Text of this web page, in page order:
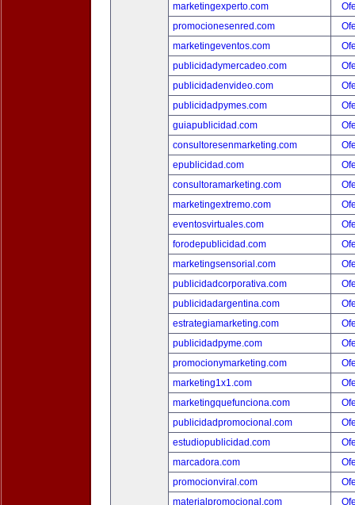
marketingexperto.com
promocionesenred.com
marketingeventos.com
publicidadymercadeo.com
publicidadenvideo.com
publicidadpymes.com
guiapublicidad.com
consultoresenmarketing.com
epublicidad.com
consultoramarketing.com
marketingextremo.com
eventosvirtuales.com
forodepublicidad.com
marketingsensorial.com
publicidadcorporativa.com
publicidadargentina.com
estrategiamarketing.com
publicidadpyme.com
promocionymarketing.com
marketing1x1.com
marketingquefunciona.com
publicidadpromocional.com
estudiopublicidad.com
marcadora.com
promocionviral.com
materialpromocional.com